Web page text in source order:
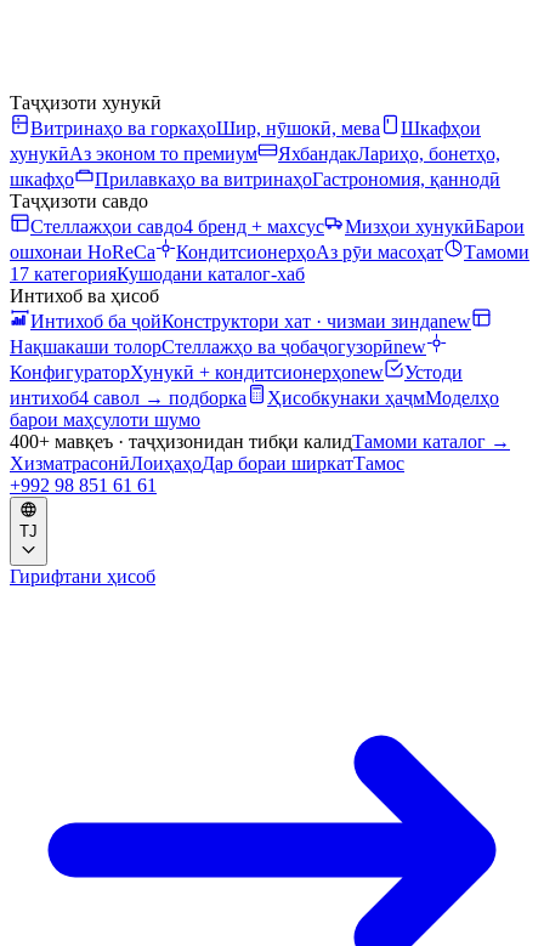
Таҷҳизоти хунукӣ
Витринаҳо ва горкаҳоШир, нӯшокӣ, мева
Шкафҳои
хунукӣАз эконом то премиум ЯхбандакЛариҳо, бонетҳо,
шкафҳо
Прилавкаҳо ва витринаҳоГастрономия, қаннодӣ
Таҷҳизоти савдо
Стеллажҳои савдо4 бренд + махсус Мизҳои хунукӣБарои
ошхонаи HoReCa
КондитсионерҳоАз рӯи масоҳат
Тамоми
17 категорияКушодани каталог-хаб
Интихоб ва ҳисоб
Интихоб ба ҷойКонструктори хат · чизмаи зиндаnew
Нақшакаши толорСтеллажҳо ва ҷобаҷогузорӣnew
КонфигураторХунукӣ + кондитсионерҳоnew
Устоди
интихоб4 савол → подборка Ҳисобкунаки ҳаҷмМоделҳо
барои маҳсулоти шумо
400+ мавқеъ · таҷҳизонидан тибқи калидТамоми каталог →
ХизматрасонӣЛоиҳаҳоДар бораи ширкатТамос
+992 98 851 61 61
TJ
Гирифтани ҳисоб